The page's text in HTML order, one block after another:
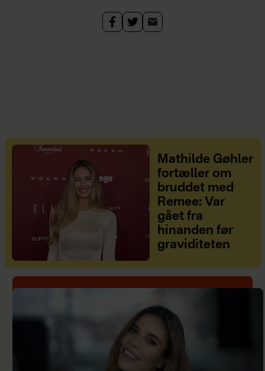
Mathilde Gøhler
fortæller om
bruddet med
Remee: Var
gået fra
hinanden før
graviditeten